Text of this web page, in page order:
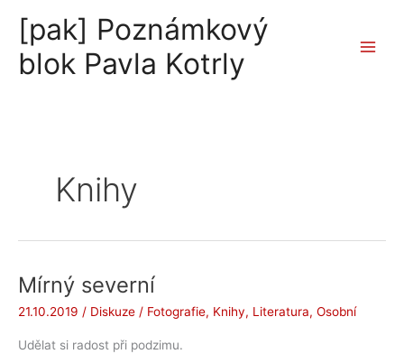
obsah
[pak] Poznámkový
blok Pavla Kotrly
Knihy
Mírný severní
21.10.2019 / Diskuze / Fotografie, Knihy, Literatura, Osobní
Udělat si radost při podzimu.